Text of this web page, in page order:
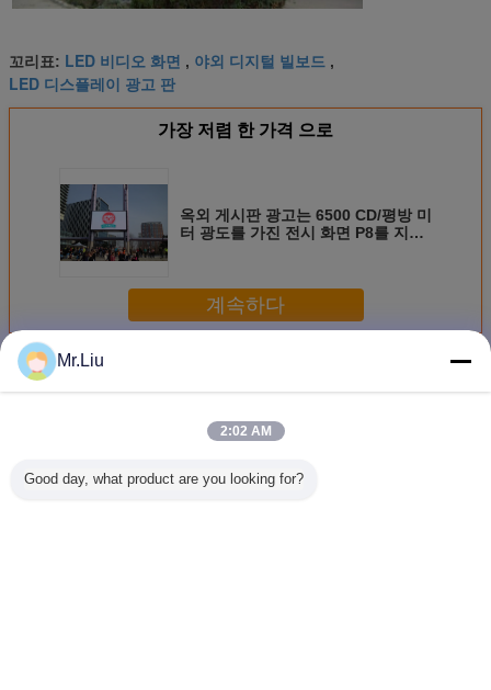
꼬리표: LED 비디오 화면 , 야외 디지털 빌보드 ,
LED 디스플레이 광고 판
가장 저렴 한 가격 으로
옥외 게시판 광고는 6500 CD/평방 미
터 광도를 가진 전시 화면 P8를 지도
계속하다
더 많은 것옥외 led 광고판
10mm 픽셀 피치
9000 니트 스타디
Mr.Liu
2:02 AM
Good day, what product are you looking for?